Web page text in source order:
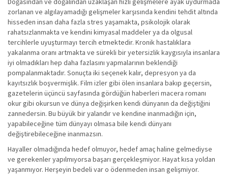
zorlanan ve algılayamadığı gelişmeler karşısında kendini tehdit altında
hisseden insan daha fazla stres yaşamakta, psikolojik olarak
rahatsızlanmakta ve kendini kimyasal maddeler ya da olgusal
tercihlerle uyuşturmayı tercih etmektedir. Kronik hastalıklara
yakalanma oranı artmakta ve sürekli bir yetersizlik kaygısıyla insanlara
iyi olmadıkları hep daha fazlasını yapmalarının beklendiği
pompalanmaktadır. Sonuçta iki seçenek kalır, depresyon ya da
kayıtsızlık boşvermişlik. Film izler gibi ölen insanlara bakıp geçersin,
gazetelerin üçüncü sayfasında gördüğün haberleri macera romanı
okur gibi okursun ve dünya değişirken kendi dünyanın da değiştiğini
zannedersin. Bu büyük bir yalandır ve kendine inanmadığın için,
yapabileceğine tüm dünyayı olmasa bile kendi dünyanı
değiştirebileceğine inanmazsın.
Hayaller olmadığında hedef olmuyor, hedef amaç haline gelmediyse
ve gerekenler yapılmıyorsa başarı gerçekleşmiyor. Hayat kısa yoldan
yaşanmıyor. Herşeyin bedeli var o ödenmeden insan gelişmiyor.